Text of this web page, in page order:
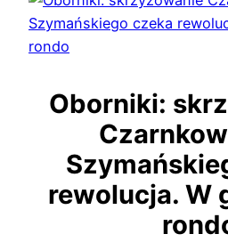
Oborniki:
rewolucja. W